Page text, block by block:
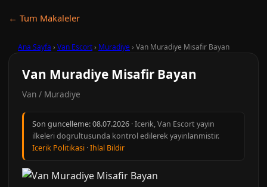
← Tum Makaleler
Ana Sayfa › Van Escort› Muradiye› Van Muradiye Misafir Bayan
Van Muradiye Misafir Bayan
Van / Muradiye
Son guncelleme:08.07.2026 · Icerik, Van Escort yayin
ilkeleri dogrultusunda kontrol edilerek yayinlanmistir.
Icerik Politikasi ·Ihlal Bildir